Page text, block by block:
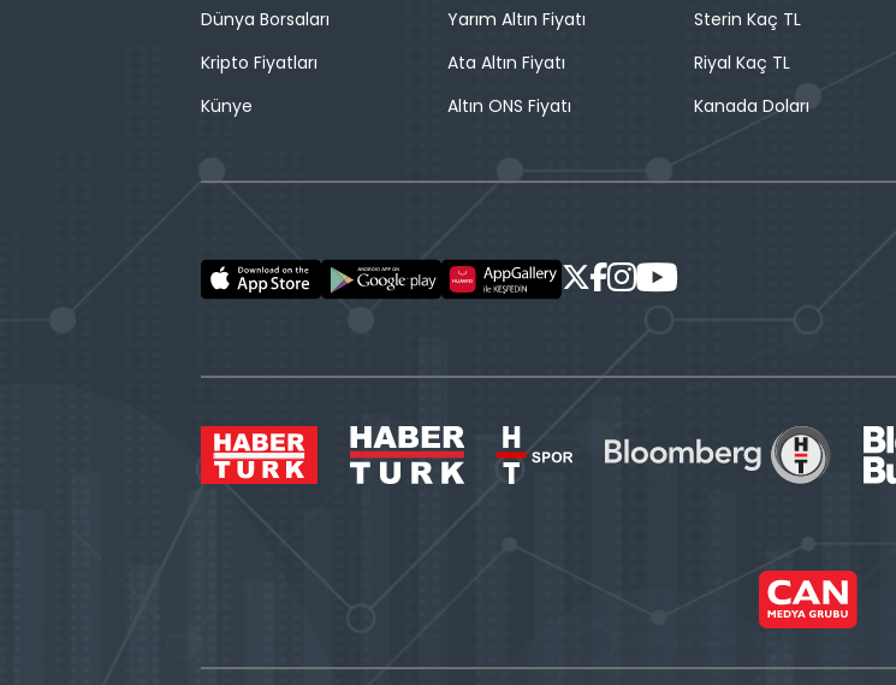
Dünya Borsaları
Kripto Fiyatları
Künye
Yarım Altın Fiyatı
Ata Altın Fiyatı
Altın ONS Fiyatı
Sterin Kaç TL
Riyal Kaç TL
Kanada Doları